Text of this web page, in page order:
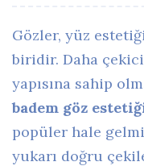
Gözler, yüz
biridir. Daha
yapısına sahip
badem göz
popüler hale
yukarı doğru